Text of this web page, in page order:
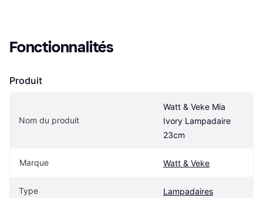
Fonctionnalités
Produit
Nom du produit
Watt & Veke Mia
Ivory Lampadaire
23cm
Marque Watt & Veke
Type Lampadaires